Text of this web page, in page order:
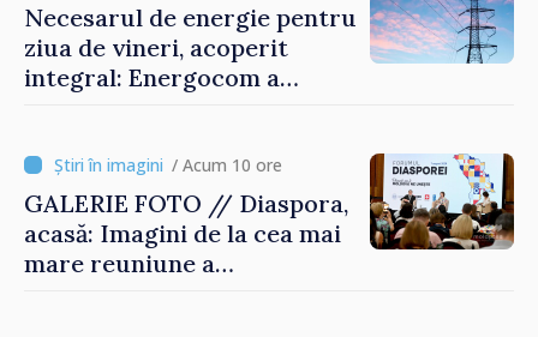
Necesarul de energie pentru
ziua de vineri, acoperit
integral: Energocom a
/ Acum 10 ore
GALERIE FOTO // Diaspora,
acasă: Imagini de la cea mai
mare reuniune a